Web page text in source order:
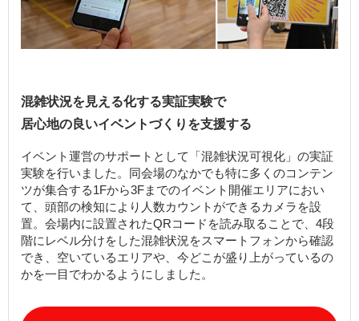
混雑状況を見える化する実証実験で
居心地の良いイベントづくりを支援する
イベント運営のサポートとして「混雑状況可視化」の実証
実験を⾏いました。同会場のなかでも特に多くのコンテン
ツが集合する1Fから3Fまでのイベント開催エリアにおい
て、頭部の検知により⼈数カウントができるカメラを設
置。会場内に設置されたQRコードを読み取ることで、4段
階にレベル分けをした混雑状況をスマートフォンから確認
でき、空いているエリアや、今どこが盛り上がっているの
かを⼀⽬でわかるようにしました。